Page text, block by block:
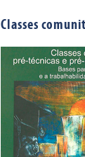
Classes